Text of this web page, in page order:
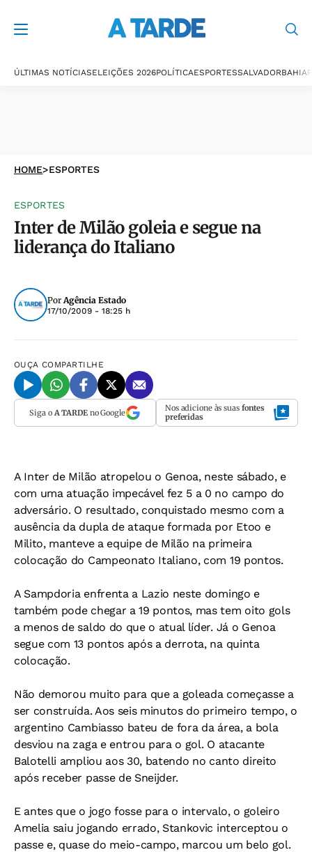
ÚLTIMAS NOTÍCIASELEIÇÕES 2026POLÍTICAESPORTESSALVADORBAHIA
HOME>ESPORTES
ESPORTES
Inter de Milão goleia e segue na
liderança do Italiano
PorAgência Estado
17/10/2009 - 18:25 h
OUÇA COMPARTILHE
Siga o A TARDEno Google Nos adicione às suas fontes
preferidas
A Inter de Milão atropelou o Genoa, neste sábado, e
com uma atuação impecável fez 5 a 0 no campo do
adversário. O resultado, conquistado mesmo com a
ausência da dupla de ataque formada por Etoo e
Milito, manteve a equipe de Milão na primeira
colocação do Campeonato Italiano, com 19 pontos.
A Sampdoria enfrenta a Lazio neste domingo e
também pode chegar a 19 pontos, mas tem oito gols
a menos de saldo do que o atual líder. Já o Genoa
segue com 13 pontos após a derrota, na quinta
colocação.
Não demorou muito para que a goleada começasse a
ser construída. Aos seis minutos do primeiro tempo, o
argentino Cambiasso bateu de fora da área, a bola
desviou na zaga e entrou para o gol. O atacante
Balotelli ampliou aos 30, batendo no canto direito
após receber passe de Sneijder.
E antes que o jogo fosse para o intervalo, o goleiro
Amelia saiu jogando errado, Stankovic interceptou o
passe e, quase do meio-campo, marcou um belo gol.